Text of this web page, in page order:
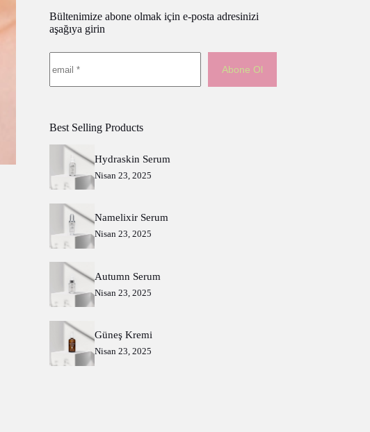
Bültenimize abone olmak için e-posta adresinizi
aşağıya girin
Abone Ol
Best Selling Products
Hydraskin Serum
Nisan 23, 2025
Namelixir Serum
Nisan 23, 2025
Autumn Serum
Nisan 23, 2025
Güneş Kremi
Nisan 23, 2025